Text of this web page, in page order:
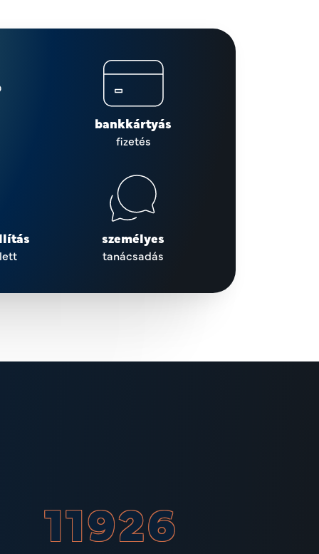
bankkártyás
fizetés
személyes
tanácsadás
14933